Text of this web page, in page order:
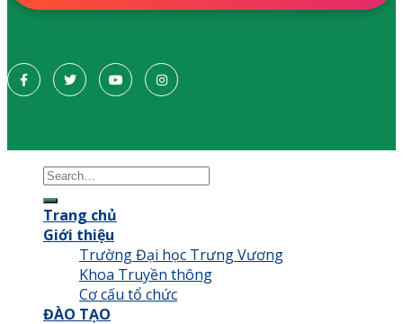
Trang chủ
Giới thiệu
Trường Đại học Trưng Vương
Khoa Truyền thông
Cơ cấu tổ chức
ĐÀO TẠO